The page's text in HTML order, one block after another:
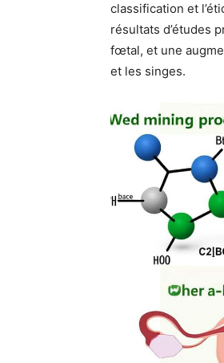
classification et
résultats d’études
fœtal, et une
et les singes.